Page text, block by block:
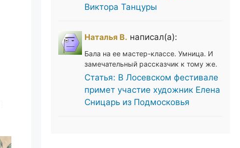
Виктора Танцуры
Наталья В. написал(а):
Бала на ее мастер-классе. Умница. И
замечательный рассказчик к тому же.
Статья: В Лосевском фестивале
примет участие художник Елена
Сницарь из Подмосковья